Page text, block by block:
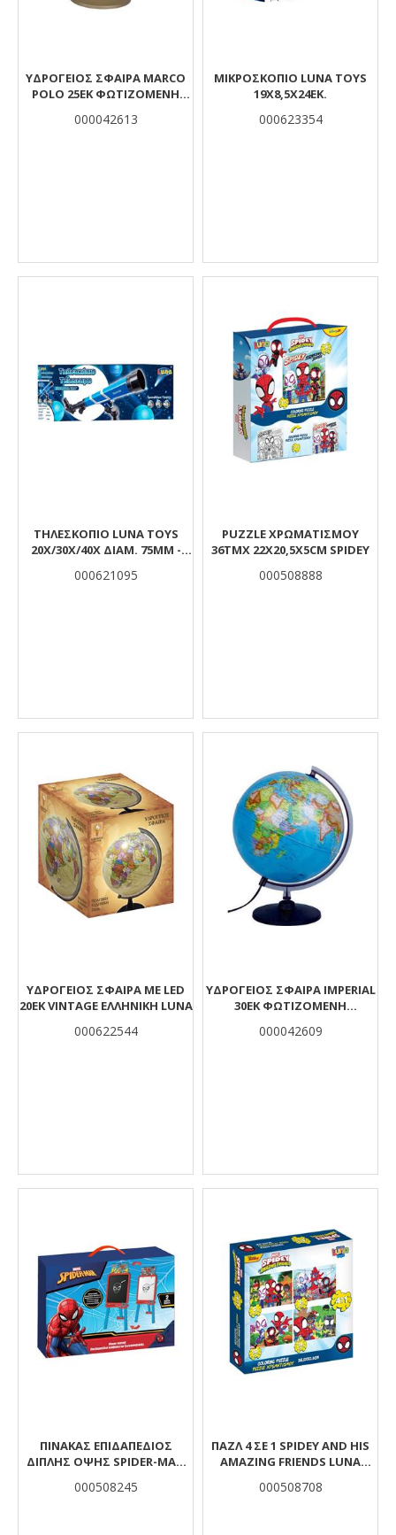
ΥΔΡΟΓΕΙΟΣ ΣΦΑΙΡΑ MARCO
POLO 25ΕΚ ΦΩΤΙΖΟΜΕΝΗ
000042613
ΜΙΚΡΟΣΚΌΠΙΟ LUNA TOYS
19X8,5X24ΕΚ.
000623354
ΤΗΛΕΣΚΌΠΙΟ LUNA TOYS
20X/30X/40X ΔΙΑΜ. 75MM -
000621095
PUZZLE ΧΡΩΜΑΤΙΣΜΟΥ
36TMX 22X20,5X5CM SPIDEY
000508888
ΥΔΡΟΓΕΙΟΣ ΣΦΑΙΡΑ ΜΕ LED
20ΕΚ VINTAGE ΕΛΛΗΝΙΚΗ LUNA
000622544
ΥΔΡΟΓΕΙΟΣ ΣΦΑΙΡΑ IMPERIAL
30ΕΚ ΦΩΤΙΖΟΜΕΝΗ
ΕΛΛΗΝΙΚΗ
000042609
ΠΊΝΑΚΑΣ ΕΠΙΔΑΠΈΔΙΟΣ
ΔΙΠΛΉΣ ΌΨΗΣ SPIDER-ΜAN
000508245
ΠΑΖΛ 4 ΣΕ 1 SPIDEY AND HIS
AMAZING FRIENDS LUNA
28X6X27,5ΕΚ.
000508708